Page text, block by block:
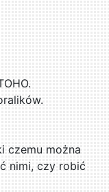
czemu można
nimi, czy robić